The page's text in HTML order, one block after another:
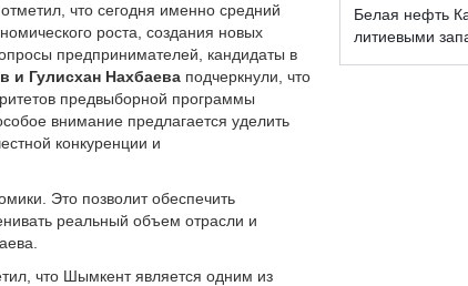
отметил, что сегодня именно средний
роста, создания новых
предпринимателей, кандидаты в
и Гулисхан Нахбаева подчеркнули, что
предвыборной программы
внимание предлагается уделить
конкуренции и
Это позволит обеспечить
реальный объем отрасли и
что Шымкент является одним из
Белая нефть
литиевыми